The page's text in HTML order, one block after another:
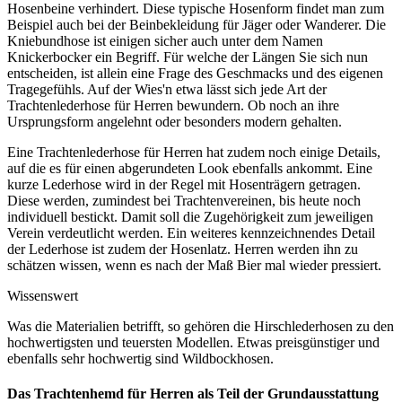
Hosenbeine verhindert. Diese typische Hosenform findet man zum
Beispiel auch bei der Beinbekleidung für Jäger oder Wanderer. Die
Kniebundhose ist einigen sicher auch unter dem Namen
Knickerbocker ein Begriff. Für welche der Längen Sie sich nun
entscheiden, ist allein eine Frage des Geschmacks und des eigenen
Tragegefühls. Auf der Wies'n etwa lässt sich jede Art der
Trachtenlederhose für Herren bewundern. Ob noch an ihre
Ursprungsform angelehnt oder besonders modern gehalten.
Eine Trachtenlederhose für Herren hat zudem noch einige Details,
auf die es für einen abgerundeten Look ebenfalls ankommt. Eine
kurze Lederhose wird in der Regel mit Hosenträgern getragen.
Diese werden, zumindest bei Trachtenvereinen, bis heute noch
individuell bestickt. Damit soll die Zugehörigkeit zum jeweiligen
Verein verdeutlicht werden. Ein weiteres kennzeichnendes Detail
der Lederhose ist zudem der Hosenlatz. Herren werden ihn zu
schätzen wissen, wenn es nach der Maß Bier mal wieder pressiert.
Wissenswert
Was die Materialien betrifft, so gehören die Hirschlederhosen zu den
hochwertigsten und teuersten Modellen. Etwas preisgünstiger und
ebenfalls sehr hochwertig sind Wildbockhosen.
Das Trachtenhemd für Herren als Teil der Grundausstattung